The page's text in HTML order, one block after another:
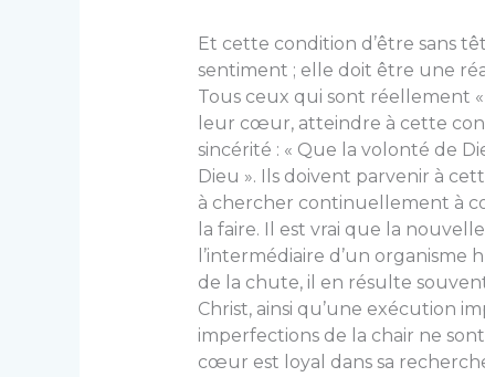
Et cette condition d’être sans
sentiment ; elle doit être une
Tous ceux qui sont réellement
leur cœur, atteindre à cette
sincérité : « Que la volonté de
Dieu ». Ils doivent parvenir à
à chercher continuellement à
la faire. Il est vrai que la
l’intermédiaire d’un
de la chute, il en résulte
Christ, ainsi qu’une exécution
imperfections de la chair ne
cœur est loyal dans sa